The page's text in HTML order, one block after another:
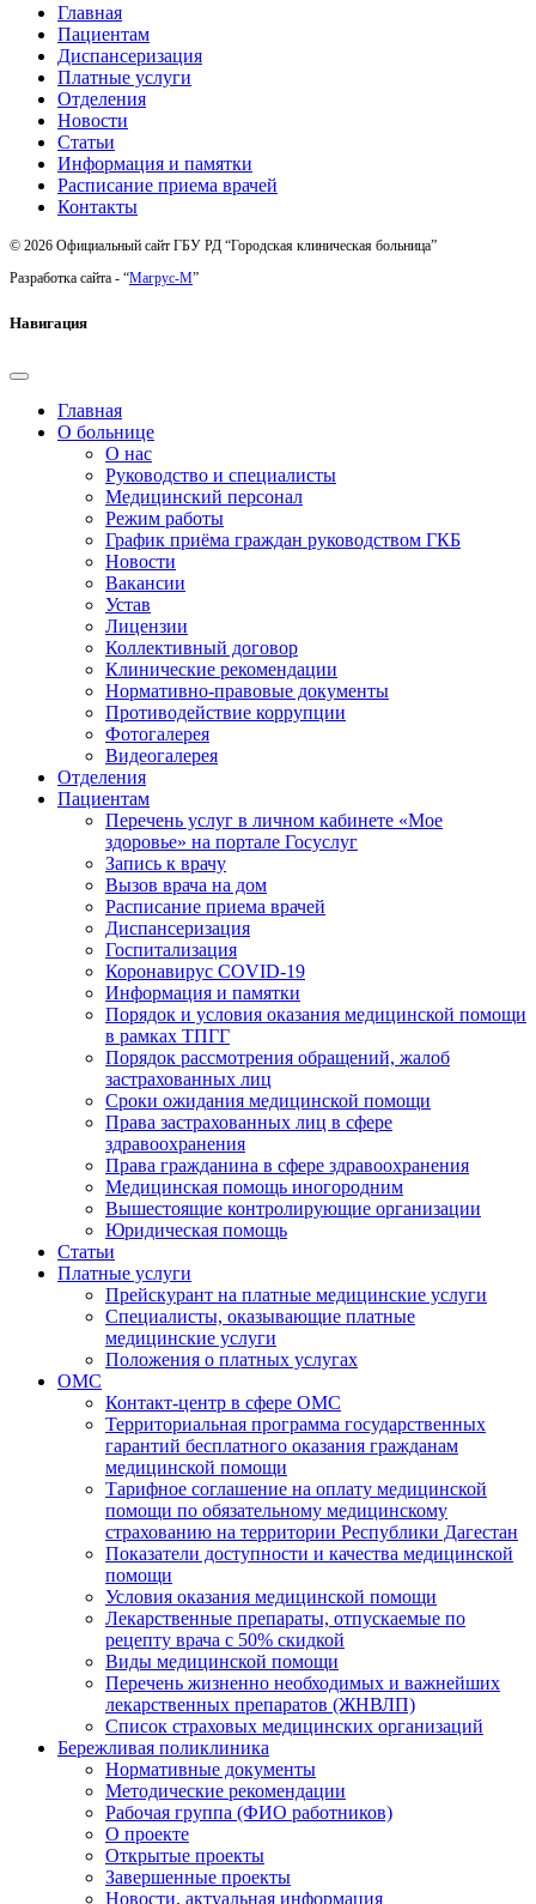
Главная
Пациентам
Диспансеризация
Платные услуги
Отделения
Новости
Статьи
Информация и памятки
Расписание приема врачей
Контакты
© 2026 Официальный сайт ГБУ РД “Городская клиническая больница”
Разработка сайта - “Магрус-М”
Навигация
Главная
О больнице
О нас
Руководство и специалисты
Медицинский персонал
Режим работы
График приёма граждан руководством ГКБ
Новости
Вакансии
Устав
Лицензии
Коллективный договор
Клинические рекомендации
Нормативно-правовые документы
Противодействие коррупции
Фотогалерея
Видеогалерея
Отделения
Пациентам
Перечень услуг в личном кабинете «Мое
здоровье» на портале Госуслуг
Запись к врачу
Вызов врача на дом
Расписание приема врачей
Диспансеризация
Госпитализация
Коронавирус COVID-19
Информация и памятки
Порядок и условия оказания медицинской помощи
в рамках ТПГГ
Порядок рассмотрения обращений, жалоб
застрахованных лиц
Сроки ожидания медицинской помощи
Права застрахованных лиц в сфере
здравоохранения
Права гражданина в сфере здравоохранения
Медицинская помощь иногородним
Вышестоящие контролирующие организации
Юридическая помощь
Статьи
Платные услуги
Прейскурант на платные медицинские услуги
Специалисты, оказывающие платные
медицинские услуги
Положения о платных услугах
ОМС
Контакт-центр в сфере ОМС
Территориальная программа государственных
гарантий бесплатного оказания гражданам
медицинской помощи
Тарифное соглашение на оплату медицинской
помощи по обязательному медицинскому
страхованию на территории Республики Дагестан
Показатели доступности и качества медицинской
помощи
Условия оказания медицинской помощи
Лекарственные препараты, отпускаемые по
рецепту врача с 50% скидкой
Виды медицинской помощи
Перечень жизненно необходимых и важнейших
лекарственных препаратов (ЖНВЛП)
Список страховых медицинских организаций
Бережливая поликлиника
Нормативные документы
Методические рекомендации
Рабочая группа (ФИО работников)
О проекте
Открытые проекты
Завершенные проекты
Новости, актуальная информация